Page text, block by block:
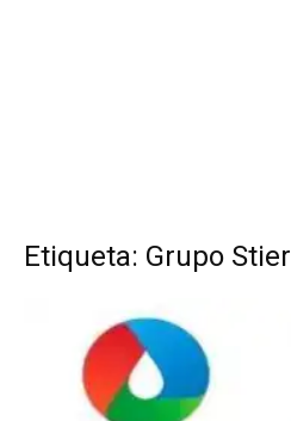
Etiqueta: Grupo Stier